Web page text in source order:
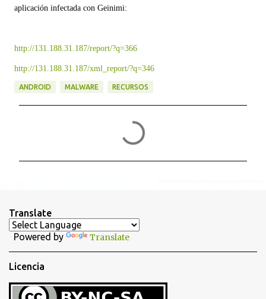
aplicación infectada con Geinimi:
http://131.188.31.187/report/?q=366
http://131.188.31.187/xml_report/?q=346
ANDROID MALWARE RECURSOS
a
r
o
s
Translate
Powered by Translate
Licencia